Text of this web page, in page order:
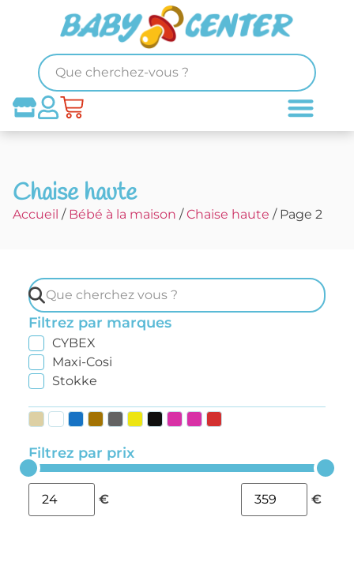
Chaise haute
Accueil / Bébé à la maison /Chaise haute / Page 2
Filtrez par marques
CYBEX
Maxi-Cosi
Stokke
Filtrez par prix
€ €